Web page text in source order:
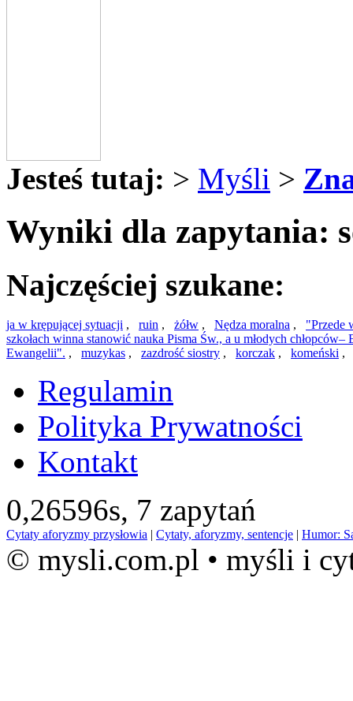
Jesteś tutaj: > Myśli >
Wyniki dla zapytania:
Najczęściej szukane:
ja w krępującej sytuacji , ruin , żółw , Nędza moralna , "Przede
szkołach winna stanowić nauka Pisma Św., a u młodych
Ewangelii". , muzykas , zazdrość siostry , korczak , komeński
Regulamin
Polityka Prywatności
Kontakt
0,26596s, 7 zapytań
Cytaty aforyzmy przysłowia | Cytaty, aforyzmy, sentencje | Humor:
© mysli.com.pl • myśli i